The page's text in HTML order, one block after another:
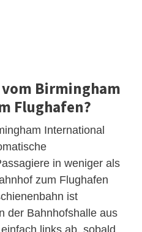
Birmingham
Flughafen?
International
in weniger als
zum Flughafen
ist
der Bahnhofshalle aus
links ab, sobald